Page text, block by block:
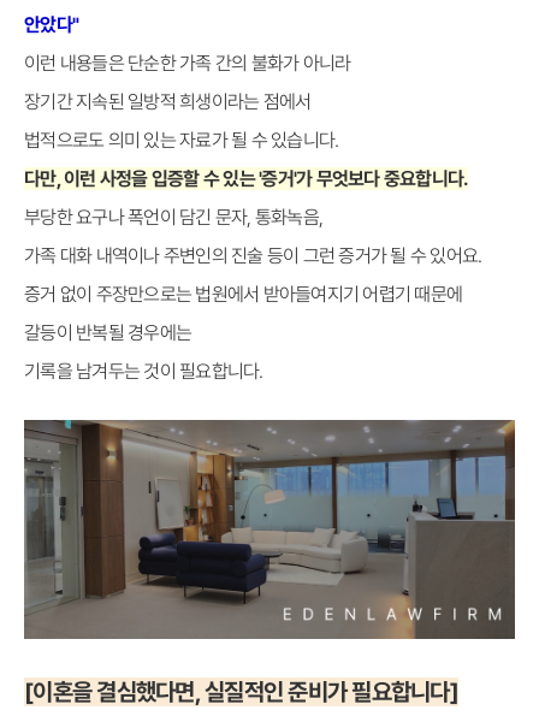
안았다"
이런 내용들은 단순한 가족 간의 불화가 아니라
장기간 지속된 일방적 희생이라는 점에서
법적으로도 의미 있는 자료가 될 수 있습니다.
다만, 이런 사정을 입증할 수 있는 '증거'가 무엇보다 중요합니다.
부당한 요구나 폭언이 담긴 문자, 통화녹음,
가족 대화 내역이나 주변인의 진술 등이 그런 증거가 될 수 있어요.
증거 없이 주장만으로는 법원에서 받아들여지기 어렵기 때문에
갈등이 반복될 경우에는
기록을 남겨두는 것이 필요합니다.
[이혼을 결심했다면, 실질적인 준비가 필요합니다]